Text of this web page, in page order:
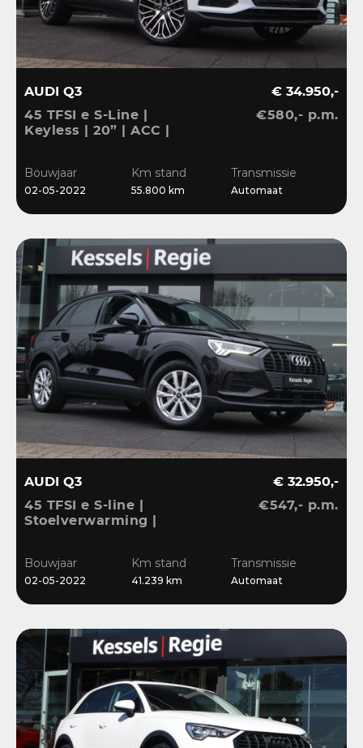
AUDI Q3
45 TFSI e S-Line |
Keyless | 20” | ACC |
€ 34.950,-
€580,- p.m.
Bouwjaar
02-05-2022
Km stand
55.800 km
Transmissie
Automaat
AUDI Q3
45 TFSI e S-line |
Stoelverwarming |
€ 32.950,-
€547,- p.m.
Bouwjaar
02-05-2022
Km stand
41.239 km
Transmissie
Automaat